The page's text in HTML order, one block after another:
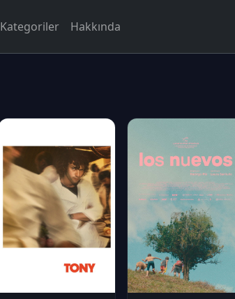
Kategoriler Hakkında